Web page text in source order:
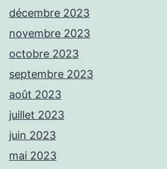
décembre 2023
novembre 2023
octobre 2023
septembre 2023
août 2023
juillet 2023
juin 2023
mai 2023